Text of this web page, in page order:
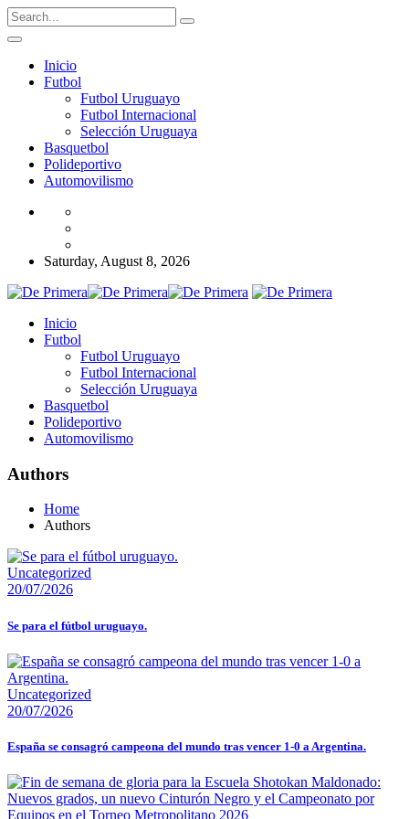
Inicio
Futbol
Futbol Uruguayo
Futbol Internacional
Selección Uruguaya
Basquetbol
Polideportivo
Automovilismo
Saturday, August 8, 2026
Inicio
Futbol
Futbol Uruguayo
Futbol Internacional
Selección Uruguaya
Basquetbol
Polideportivo
Automovilismo
Authors
Home
Authors
Uncategorized
20/07/2026
Se para el fútbol uruguayo.
Uncategorized
20/07/2026
España se consagró campeona del mundo tras vencer 1-0 a Argentina.